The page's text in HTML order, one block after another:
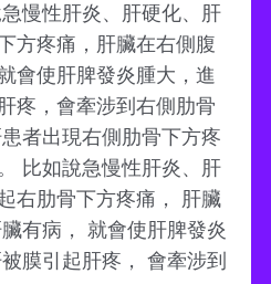
慢性肝炎、肝硬化、肝
方疼痛，肝臟在右側腹
會使肝脾發炎腫大，進
疼，會牽涉到右側肋骨
者出現右側肋骨下方疼
比如說急慢性肝炎、肝
右肋骨下方疼痛， 肝臟
有病， 就會使肝脾發炎
膜引起肝疼， 會牽涉到